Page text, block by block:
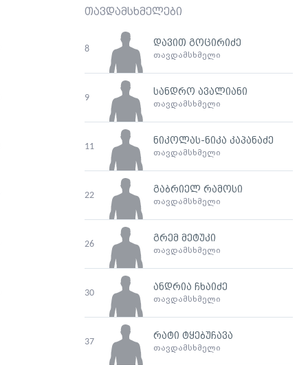
თავდამსხმელები
8
დავით გოცირიძე
თავდამსხმელი
9
სანდრო ავალიანი
თავდამსხმელი
11
ნიკოლას-ნიკა კაპანაძე
თავდამსხმელი
22
გაბრიელ რამოსი
თავდამსხმელი
26
გრემ მეტუკი
თავდამსხმელი
30
ანდრია ჩხაიძე
თავდამსხმელი
37
რატი ტყებუჩავა
თავდამსხმელი